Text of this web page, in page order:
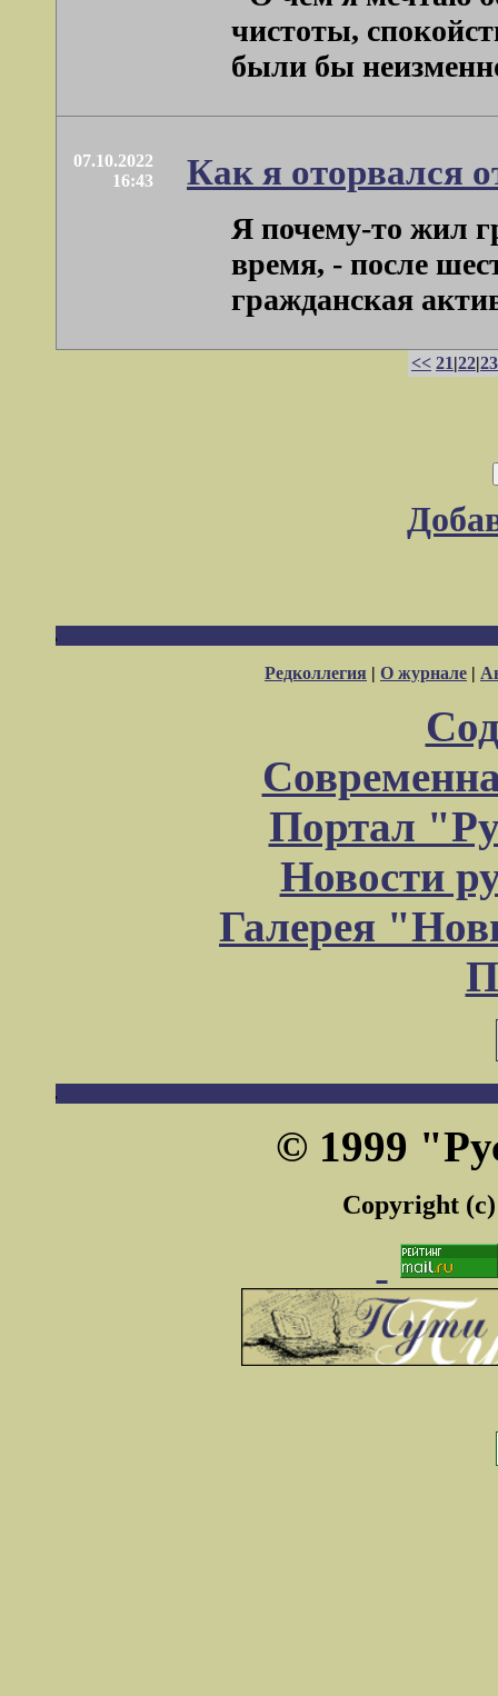
чистоты,
были бы
07.10.2022
16:43
Как я оторвался
Я почему-то жил
время, - после
гражданская
<< 21|22|23
Редколлегия | О журнале |
Портал
Новости
Галерея
© 1999
Copyright